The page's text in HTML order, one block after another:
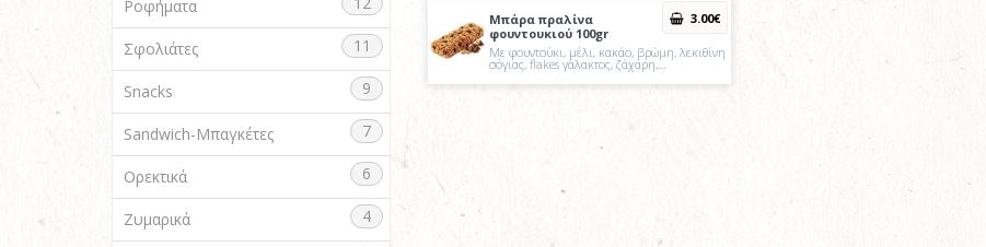
Ροφήματα
Σφολιάτες 11
Snacks 9
Sandwich-Μπαγκέτες 7
Ορεκτικά 6
Ζυμαρικά 4
Μπάρα πραλίνα
φουντουκιού 100gr
Με φουντούκι, μέλι, κακάο, βρώμη, λεκιθίνη
σόγιας, flakes γάλακτος, ζάχαρη,…
3.00€